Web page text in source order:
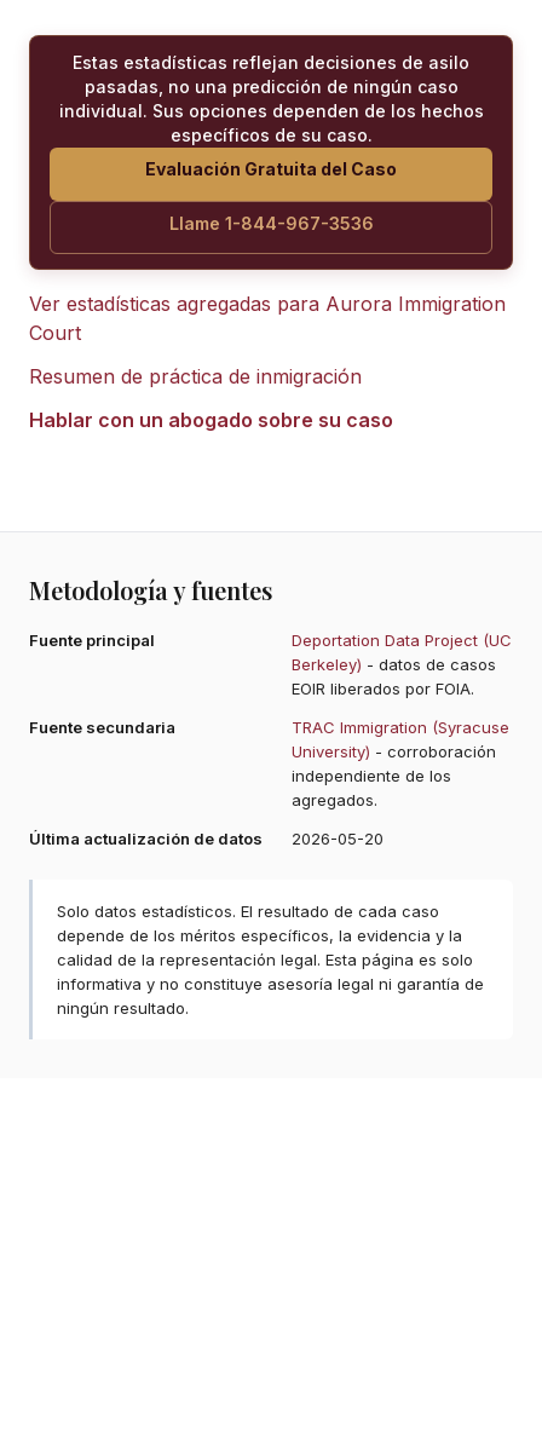
Estas estadísticas reflejan decisiones de asilo
pasadas, no una predicción de ningún caso
individual. Sus opciones dependen de los hechos
específicos de su caso.
Evaluación Gratuita del Caso
Llame 1-844-967-3536
Ver estadísticas agregadas para Aurora Immigration
Court
Resumen de práctica de inmigración
Hablar con un abogado sobre su caso
Metodología y fuentes
Fuente principal
Deportation Data Project (UC
Berkeley) - datos de casos
EOIR liberados por FOIA.
Fuente secundaria
TRAC Immigration (Syracuse
University) - corroboración
independiente de los
agregados.
Última actualización de datos
2026-05-20
Solo datos estadísticos. El resultado de cada caso
depende de los méritos específicos, la evidencia y la
calidad de la representación legal. Esta página es solo
informativa y no constituye asesoría legal ni garantía de
ningún resultado.